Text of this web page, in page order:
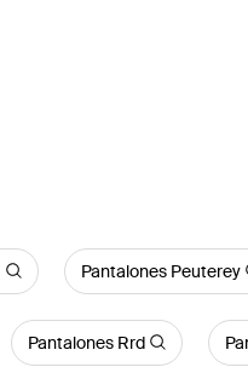
Pantalones Peuterey
Pantalones Rrd